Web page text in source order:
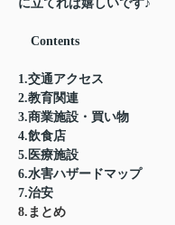
に立てれば嬉しいです♪
Contents
1.交通アクセス
2.教育関連
3.商業施設・買い物
4.飲食店
5.医療施設
6.水害ハザードマップ
7.治安
8.まとめ